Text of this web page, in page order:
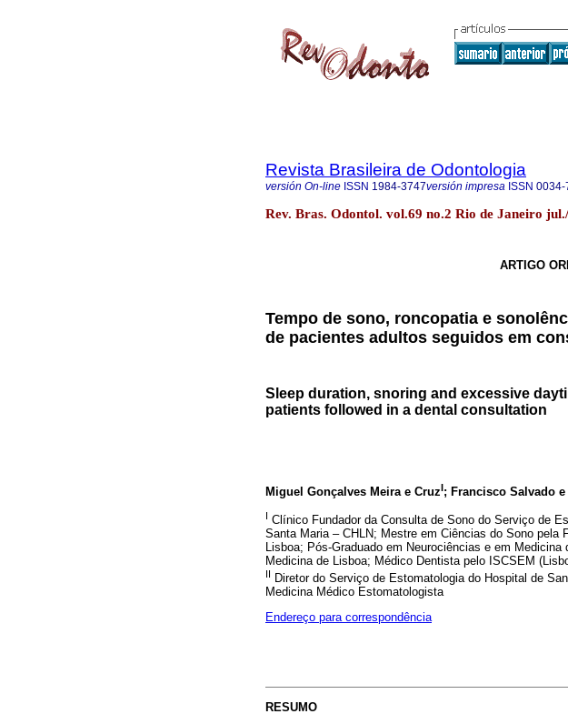
Revista Brasileira de Odontologia
versión On-line ISSN 1984-3747versión impresa ISSN 0034-
Rev. Bras. Odontol. vol.69 no.2 Rio de Janeiro
ARTIGO
Tempo de sono, roncopatia e
de pacientes adultos seguidos em
Sleep duration, snoring and excessive
patients followed in a dental consultation
Miguel Gonçalves Meira e CruzI; Francisco Salvado
I Clínico Fundador da Consulta de Sono do Serviço de
Santa Maria – CHLN; Mestre em Ciências do Sono pela
Lisboa; Pós-Graduado em Neurociências e em Medicina
Medicina de Lisboa; Médico Dentista pelo ISCSEM
II Diretor do Serviço de Estomatologia do Hospital de
Medicina Médico Estomatologista
Endereço para correspondência
RESUMO